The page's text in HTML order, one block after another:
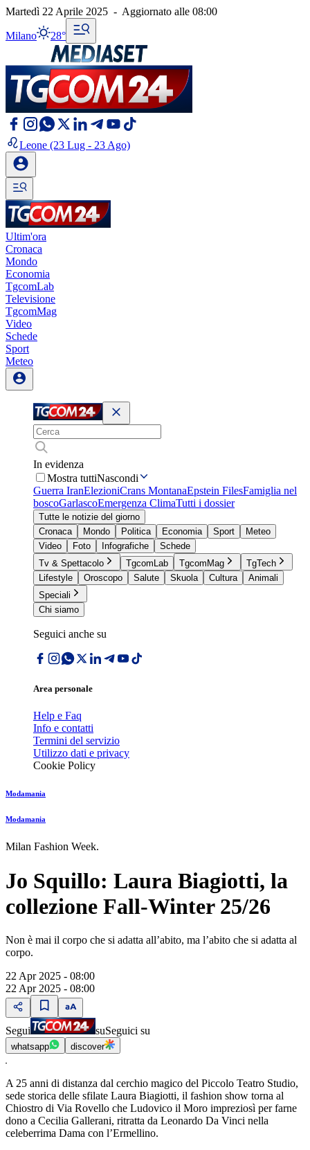
Martedì 22 Aprile 2025 - Aggiornato alle 08:00
Milano 28°
Leone (23 Lug - 23 Ago)
Ultim'ora
Cronaca
Mondo
Economia
TgcomLab
Televisione
TgcomMag
Video
Schede
Sport
Meteo
In evidenza
Mostra tuttiNascondi
Guerra IranElezioniCrans MontanaEpstein FilesFamiglia nel
boscoGarlascoEmergenza ClimaTutti i dossier
Tutte le notizie del giorno
Cronaca
Mondo Politica Economia Sport
Meteo
Video
Foto Infografiche
Schede
Tv & Spettacolo
TgcomLab TgcomMag
TgTech
Lifestyle
Oroscopo Salute Skuola Cultura
Animali
Speciali
Chi siamo
Seguici anche su
Area personale
Help e Faq
Info e contatti
Termini del servizio
Utilizzo dati e privacy
Cookie Policy
Modamania
Modamania
Milan Fashion Week.
Jo Squillo: Laura Biagiotti, la
collezione Fall-Winter 25/26
Non è mai il corpo che si adatta all’abito, ma l’abito che si adatta al
corpo.
22 Apr 2025 - 08:00
22 Apr 2025 - 08:00
Segui suSeguici su
whatsapp discover
A 25 anni di distanza dal cerchio magico del Piccolo Teatro Studio,
sede storica delle sfilate Laura Biagiotti, il fashion show torna al
Chiostro di Via Rovello che Ludovico il Moro impreziosì per farne
dono a Cecilia Gallerani, ritratta da Leonardo Da Vinci nella
celeberrima Dama con l’Ermellino.